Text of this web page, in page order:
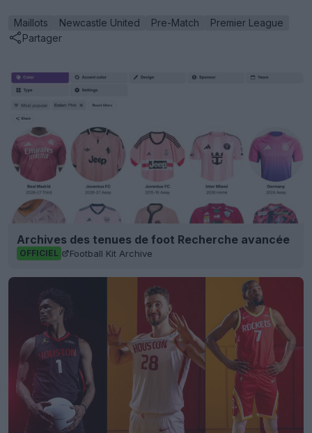
Maillots Newcastle United Pre-Match
Premier League
Partager
Archives des tenues de foot Recherche avancée
OFFICIEL Football Kit Archive